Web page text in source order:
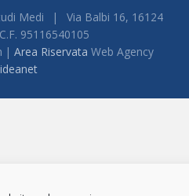
Medi |
Via Balbi 16, 16124
C.F. 95116540105
| Area Riservata Web Agency